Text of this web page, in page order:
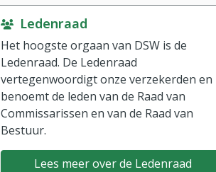
Ledenraad
Het hoogste orgaan van DSW is de
Ledenraad. De Ledenraad
vertegenwoordigt onze verzekerden en
benoemt de leden van de Raad van
Commissarissen en van de Raad van
Bestuur.
Lees meer over de Ledenraad